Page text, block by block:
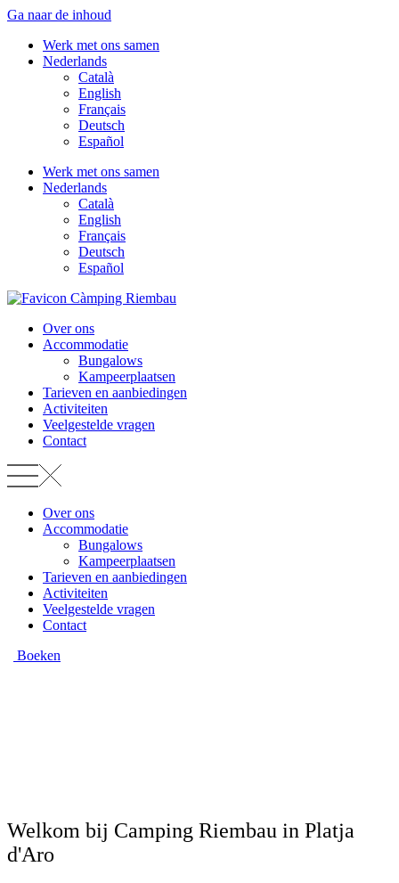
Ga naar de inhoud
Werk met ons samen
Nederlands
Català
English
Français
Deutsch
Español
Werk met ons samen
Nederlands
Català
English
Français
Deutsch
Español
Over ons
Accommodatie
Bungalows
Kampeerplaatsen
Tarieven en aanbiedingen
Activiteiten
Veelgestelde vragen
Contact
Over ons
Accommodatie
Bungalows
Kampeerplaatsen
Tarieven en aanbiedingen
Activiteiten
Veelgestelde vragen
Contact
Boeken
Welkom bij Camping Riembau in Platja
d'Aro